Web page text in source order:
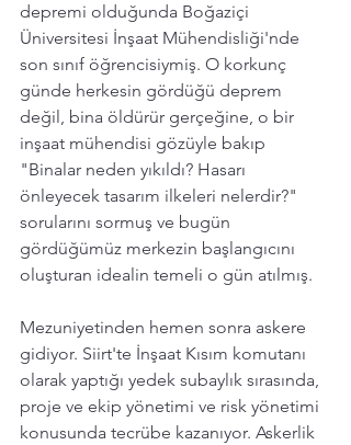
depremi olduğunda Boğaziçi
Üniversitesi İnşaat Mühendisliği'nde
son sınıf öğrencisiymiş. O korkunç
günde herkesin gördüğü deprem
değil, bina öldürür gerçeğine, o bir
inşaat mühendisi gözüyle bakıp
"Binalar neden yıkıldı? Hasarı
önleyecek tasarım ilkeleri nelerdir?"
sorularını sormuş ve bugün
gördüğümüz merkezin başlangıcını
oluşturan idealin temeli o gün atılmış.
Mezuniyetinden hemen sonra askere
gidiyor. Siirt'te İnşaat Kısım komutanı
olarak yaptığı yedek subaylık sırasında,
proje ve ekip yönetimi ve risk yönetimi
konusunda tecrübe kazanıyor. Askerlik